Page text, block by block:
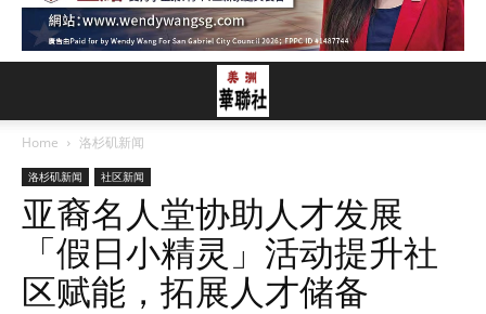
Home 洛杉矶新闻
洛杉矶新闻 社区新闻
亚裔名人堂协助人才发展
「假日小精灵」活动提升社
区赋能，拓展人才储备